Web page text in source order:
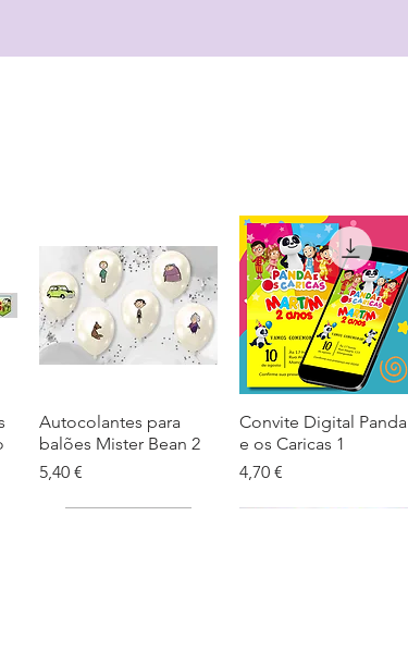
Visualização rápida
Autocolantes para
balões Mister Bean 2
Preço
5,40 €
Visualização rápida
Convite Digital Panda
e os Caricas 1
Preço
4,70 €